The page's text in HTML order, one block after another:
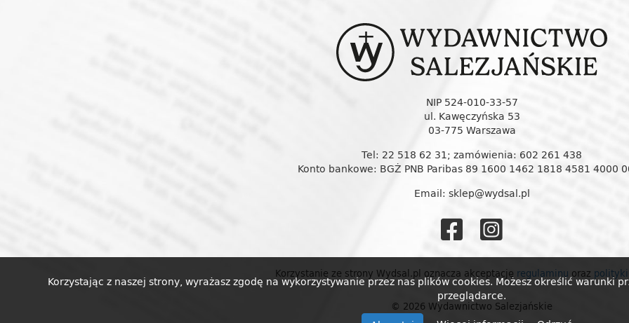
NIP 524-010-33-57
ul. Kawęczyńska 53
03-775 Warszawa
Tel: 22 518 62 31; zamówienia: 602 261 438
Konto bankowe: BGŻ PNB Paribas 89 1600 1462 1818 4581 4000
Email: sklep@wydsal.pl
Wydawnictwo
Salezjańskie
na na
Korzystanie ze strony Wydsal.pl oznacza akceptację regulaminu oraz
© 2026 Wydawnictwo Salezjańskie
Korzystając z naszej strony, wyrażasz zgodę na wykorzystywanie przez nas plików cookies. Możesz określić warunki
przeglądarce.